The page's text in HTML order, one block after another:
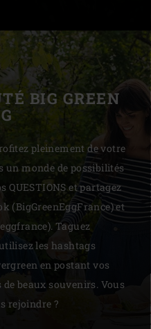
BIG GREEN
pleinement de votre
un monde de possibilités
QUESTIONS et partagez
(BigGreenEggFrance) et
Taguez
les hashtags
en postant vos
beaux souvenirs. Vous
rejoindre ?